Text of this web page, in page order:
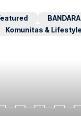
Komunitas &